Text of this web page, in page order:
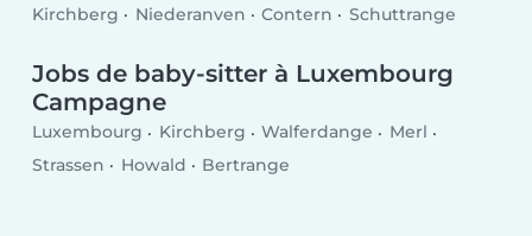
Kirchberg Niederanven Contern Schuttrange
Jobs de baby-sitter à Luxembourg
Campagne
Luxembourg Kirchberg Walferdange
Merl
Strassen
Howald Bertrange